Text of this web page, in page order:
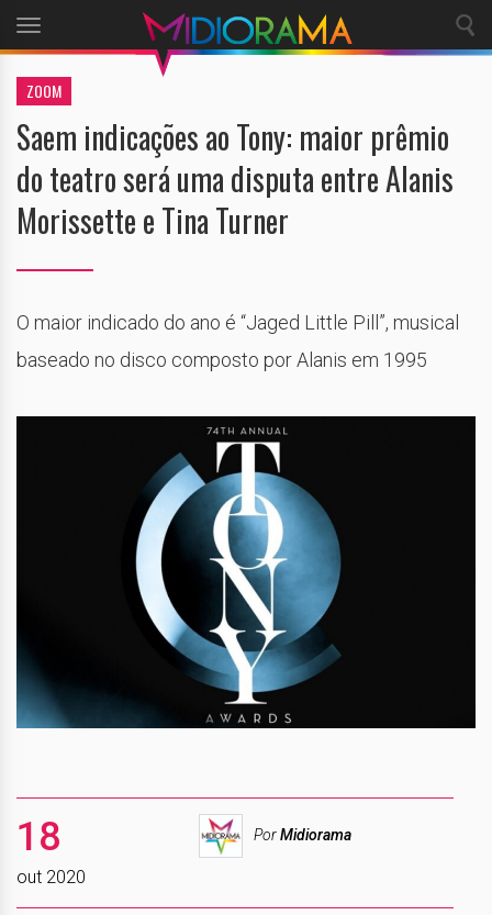
Toggle
navigation
ZOOM
Saem indicações ao Tony: maior prêmio
do teatro será uma disputa entre Alanis
Morissette e Tina Turner
O maior indicado do ano é “Jaged Little Pill”, musical
baseado no disco composto por Alanis em 1995
18
out 2020
PorMidiorama